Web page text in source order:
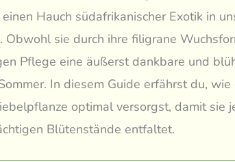
Hauch südafrikanischer Exotik in
Obwohl sie durch ihre filigrane
Pflege eine äußerst dankbare und
In diesem Guide erfährst du, wie
optimal versorgst, damit sie
Blütenstände entfaltet.